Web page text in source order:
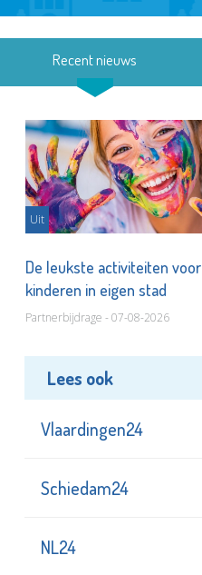
Recent nieuws
Uit
De leukste activiteiten voor
kinderen in eigen stad
Partnerbijdrage - 07-08-2026
Lees ook
Vlaardingen24
Schiedam24
NL24